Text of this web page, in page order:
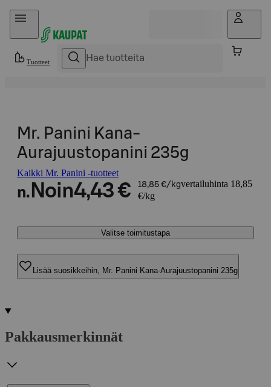
Hyppää sisältöön
Tuotteet
Mr. Panini Kana-
Aurajuustopanini 235g
Kaikki Mr. Panini -tuotteet
n. Noin4,43 € 18,85 €/kgvertailuhinta 18,85
€/kg
Valitse toimitustapa
Lisää suosikkeihin, Mr. Panini Kana-Aurajuustopanini 235g
Pakkausmerkinnät